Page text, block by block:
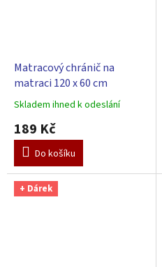
Matracový chránič na
matraci 120 x 60 cm
Průměrné
hodnocení
produktu
5,0
z
hvězdiček.
Skladem ihned k odeslání
189 Kč
Do košíku
+ Dárek